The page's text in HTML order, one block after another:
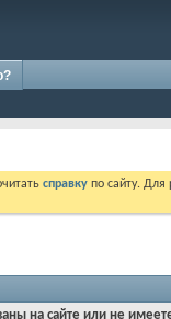
справку по сайту.
на сайте или не